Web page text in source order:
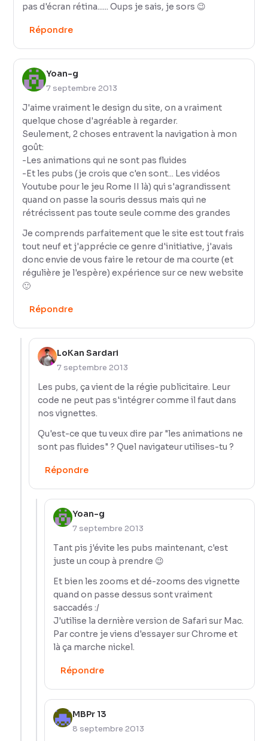
pas d'écran rétina...... Oups je sais, je sors 😉
Répondre
Yoan-g
7 septembre 2013
J'aime vraiment le design du site, on a vraiment
quelque chose d'agréable à regarder.
Seulement, 2 choses entravent la navigation à mon
goût:
-Les animations qui ne sont pas fluides
-Et les pubs (je crois que c'en sont... Les vidéos
Youtube pour le jeu Rome II là) qui s'agrandissent
quand on passe la souris dessus mais qui ne
rétrécissent pas toute seule comme des grandes
Je comprends parfaitement que le site est tout frais
tout neuf et j'apprécie ce genre d'initiative, j'avais
donc envie de vous faire le retour de ma courte (et
régulière je l'espère) expérience sur ce new website
🙂
Répondre
LoKan Sardari
7 septembre 2013
Les pubs, ça vient de la régie publicitaire. Leur
code ne peut pas s'intégrer comme il faut dans
nos vignettes.
Qu'est-ce que tu veux dire par "les animations ne
sont pas fluides" ? Quel navigateur utilises-tu ?
Répondre
Yoan-g
7 septembre 2013
Tant pis j'évite les pubs maintenant, c'est
juste un coup à prendre 😉
Et bien les zooms et dé-zooms des vignette
quand on passe dessus sont vraiment
saccadés :/
J'utilise la dernière version de Safari sur Mac.
Par contre je viens d'essayer sur Chrome et
là ça marche nickel.
Répondre
MBPr 13
8 septembre 2013